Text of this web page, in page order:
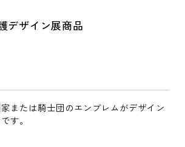
デザイン展商品
または騎士団のエンブレムがデザイン
す。